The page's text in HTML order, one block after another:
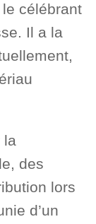
célébrant
Il a la
la
des
lors
d’un